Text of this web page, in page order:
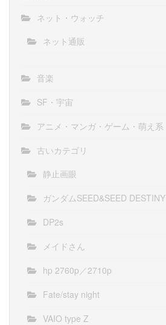
ネット・ウォッチ
ネット通販
音楽
SF・宇宙
アニメ・マンガ・ゲーム・萌え系
古いカテゴリ
静止画眼
ガンダムSEED&SEED DESTINY
DP2s
メイドさん
hp 2760p／2710p
Fate/stay night
VAIO type Z